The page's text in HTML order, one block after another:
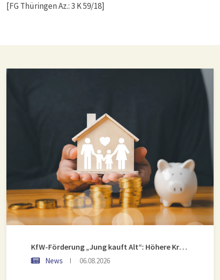
[FG Thüringen Az.: 3 K 59/18]
KfW-Förderung „Jung kauft Alt“: Höhere Kredite ab August 2026
News 06.08.2026